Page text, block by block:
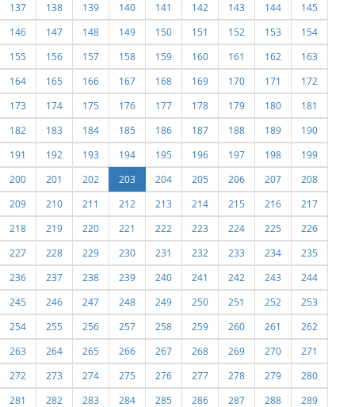
137
138 139 140 141 142 143 144
145
146
147 148 149 150 151 152 153
154
155
156 157 158 159 160 161 162
163
164
165 166 167 168 169 170 171
172
173
174 175 176 177 178 179 180
181
182
183 184 185 186 187 188 189
190
191
192 193 194 195 196 197 198
199
200
201 202 203 204 205 206 207
208
209
210 211 212 213 214 215 216
217
218
219 220 221 222 223 224 225
226
227
228 229 230 231 232 233 234
235
236
237 238 239 240 241 242 243
244
245
246 247 248 249 250 251 252
253
254
255 256 257 258 259 260 261
262
263
264 265 266 267 268 269 270
271
272
273 274 275 276 277 278 279
280
281
282 283 284 285 286 287 288
289